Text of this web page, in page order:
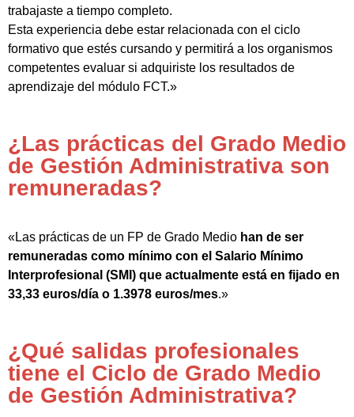
trabajaste a tiempo completo.
Esta experiencia debe estar relacionada con el ciclo
formativo que estés cursando y permitirá a los organismos
competentes evaluar si adquiriste los resultados de
aprendizaje del módulo FCT.»
¿Las prácticas del Grado Medio
de Gestión Administrativa son
remuneradas?
«Las prácticas de un FP de Grado Medio han de ser
remuneradas como mínimo con el Salario Mínimo
Interprofesional (SMI) que actualmente está en fijado en
33,33 euros/día o 1.3978 euros/mes.»
¿Qué salidas profesionales
tiene el Ciclo de Grado Medio
de Gestión Administrativa?